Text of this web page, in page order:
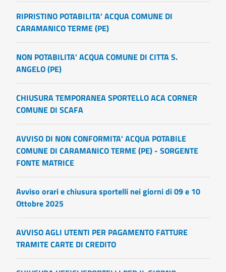
RIPRISTINO POTABILITA' ACQUA COMUNE DI
CARAMANICO TERME (PE)
NON POTABILITA' ACQUA COMUNE DI CITTA S.
ANGELO (PE)
CHIUSURA TEMPORANEA SPORTELLO ACA CORNER
COMUNE DI SCAFA
AVVISO DI NON CONFORMITA' ACQUA POTABILE
COMUNE DI CARAMANICO TERME (PE) - SORGENTE
FONTE MATRICE
Avviso orari e chiusura sportelli nei giorni di 09 e 10
Ottobre 2025
AVVISO AGLI UTENTI PER PAGAMENTO FATTURE
TRAMITE CARTE DI CREDITO